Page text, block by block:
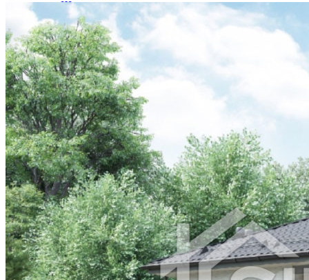
Шар
Шахтинск
Экибастуз
Абай
Акколь
Аксай
Алга
Арал
Атбасар
Аягоз
Булаево
Державинск
Ерейментау
Есик
Есиль
Жанатас
Жаркент
Жетысай
Житикара
Зайсан
Кандыагаш
Каратау